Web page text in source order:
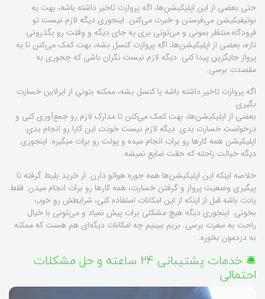
حتی بعضی از این اپلیکیشن‌ها، اگه پروازت تاخیر داشته باشه، بهت یه
نوتیفیکیشن می‌فرستن و خبرت می‌کنن. اینجوری دیگه لازم نیست تو
فرودگاه منتظر بمونی و می‌تونی بری یه جای دیگه و وقتت رو بگذرونی.
تازه، بعضی از اپلیکیشن‌ها، اگه پروازت کنسل بشه، بهت کمک می‌کنن تا یه
پرواز جایگزین پیدا کنی. دیگه لازم نیست نگران باشی که چجوری به
مقصدت برسی.
اگه پروازت تاخیر داشته باشه یا کنسل بشه، ممکنه بتونی از ایرلاین خسارت
بگیری.
بعضی از اپلیکیشن‌ها، بهت کمک می‌کنن تا مدارک لازم رو جمع‌آوری کنی و
درخواست خسارت بدی. دیگه لازم نیست خودت این کارا رو انجام بدی.
اپلیکیشن همه کارها رو برات انجام میده و پولت رو برات میگیره. اینجوری
دیگه خیالت راحته که حقت ضایع نمیشه.
خلاصه اینکه این اپلیکیشن‌ها همه جوره هواتو دارن. از خرید بلیط گرفته تا
پیگیری وضعیت پرواز و گرفتن خسارت، همه کارها رو برات انجام میدن. فقط
یادت باشه قبل از اینکه از این امکانات استفاده کنی، شرایطش رو خوب
بخونی. اینجوری دیگه هیچ مشکلی برات پیش نمیاد و می‌تونی با خیال
راحت به سفرت برسی. بریم ببینیم چه امکانات دیگه‌ای هم هست که ممکنه
به دردمون بخوره.
🛎️ خدمات پشتیبانی 24 ساعته و حل مشکلات
احتمالی